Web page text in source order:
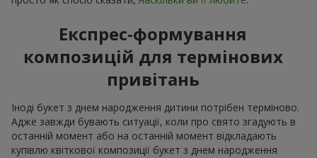
Експрес-формування
композицій для термінових
привітань
Іноді букет з днем народження дитини потрібен терміново.
Адже завжди бувають ситуації, коли про свято згадують в
останній момент або на останній момент відкладають
купівлю квіткової композиції букет з днем народження